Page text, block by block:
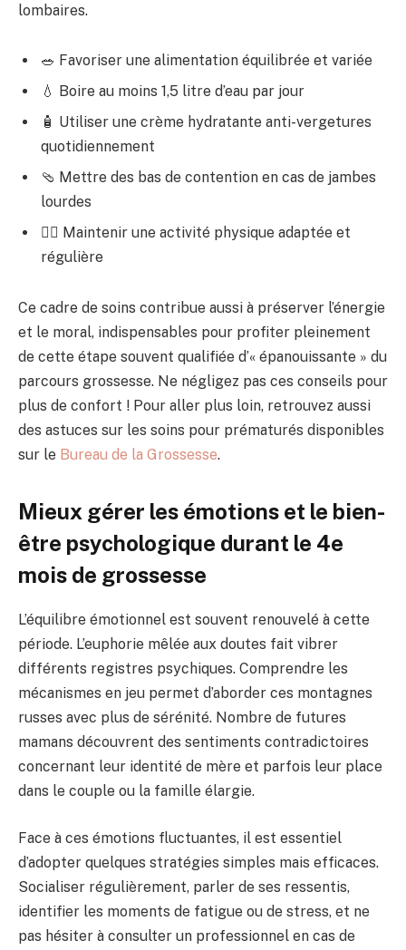
lombaires.
🥗 Favoriser une alimentation équilibrée et variée
💧 Boire au moins 1,5 litre d’eau par jour
🧴 Utiliser une crème hydratante anti-vergetures
quotidiennement
🩴 Mettre des bas de contention en cas de jambes
lourdes
🤸‍♀️ Maintenir une activité physique adaptée et
régulière
Ce cadre de soins contribue aussi à préserver l’énergie
et le moral, indispensables pour profiter pleinement
de cette étape souvent qualifiée d’« épanouissante » du
parcours grossesse. Ne négligez pas ces conseils pour
plus de confort ! Pour aller plus loin, retrouvez aussi
des astuces sur les soins pour prématurés disponibles
sur le Bureau de la Grossesse.
Mieux gérer les émotions et le bien-
être psychologique durant le 4e
mois de grossesse
L’équilibre émotionnel est souvent renouvelé à cette
période. L’euphorie mêlée aux doutes fait vibrer
différents registres psychiques. Comprendre les
mécanismes en jeu permet d’aborder ces montagnes
russes avec plus de sérénité. Nombre de futures
mamans découvrent des sentiments contradictoires
concernant leur identité de mère et parfois leur place
dans le couple ou la famille élargie.
Face à ces émotions fluctuantes, il est essentiel
d’adopter quelques stratégies simples mais efficaces.
Socialiser régulièrement, parler de ses ressentis,
identifier les moments de fatigue ou de stress, et ne
pas hésiter à consulter un professionnel en cas de